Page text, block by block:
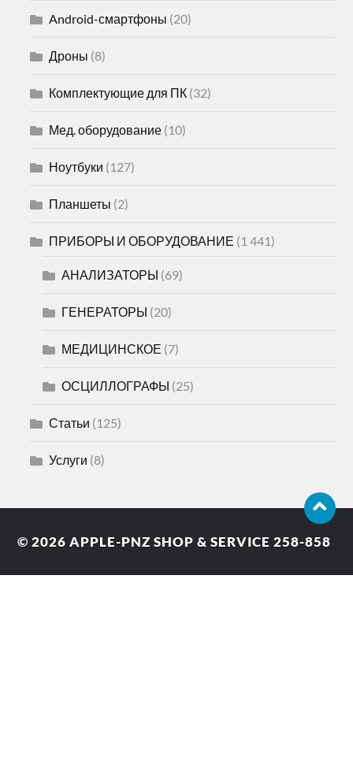
Android-смартфоны (20)
Дроны (8)
Комплектующие для ПК (32)
Мед. оборудование (10)
Ноутбуки (127)
Планшеты (2)
ПРИБОРЫ И ОБОРУДОВАНИЕ (1 441)
АНАЛИЗАТОРЫ (69)
ГЕНЕРАТОРЫ (20)
МЕДИЦИНСКОЕ (7)
ОСЦИЛЛОГРАФЫ (25)
Статьи (125)
Услуги (8)
© 2026APPLE-PNZ SHOP & SERVICE 258-858